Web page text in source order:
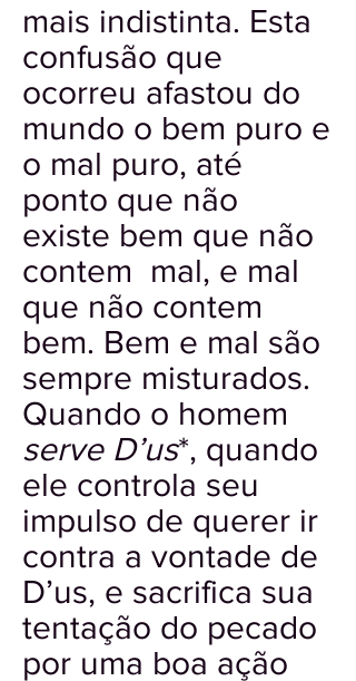
mais indistinta. Esta
confusão que
ocorreu afastou do
mundo o bem puro e
o mal puro, até
ponto que não
existe bem que não
contem mal, e mal
que não contem
bem. Bem e mal são
sempre misturados.
Quando o homem
serve D’us*, quando
ele controla seu
impulso de querer ir
contra a vontade de
D’us, e sacrifica sua
tentação do pecado
por uma boa ação